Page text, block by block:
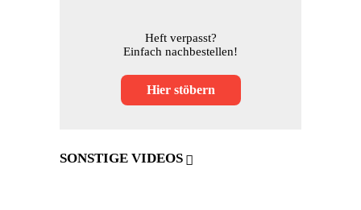
Heft verpasst?
Einfach nachbestellen!
Hier stöbern
SONSTIGE VIDEOS